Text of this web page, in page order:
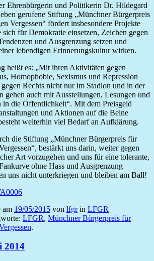
Ehrenbürgerin und Politikerin Dr. Hildegard
gerufene Stiftung „Münchner Bürgerpreis
Vergessen“ fördert insbesondere Projekte
für Demokratie einsetzen, Zeichen gegen
und Ausgrenzung setzen und
lebendigen Erinnerungskultur wirken.
heißt es: „Mit ihren Aktivitäten gegen
Homophobie, Sexismus und Repression
Rechts nicht nur im Stadion und in der
gehen auch mit Ausstellungen, Lesungen und
in die Öffentlichkeit“. Mit dem Preisgeld
und Aktionen auf die Beine
weiterhin viel Bedarf an Aufklärung.
die Stiftung „Münchner Bürgerpreis für
bestärkt uns darin, weiter gegen
Art vorzugehen und uns für eine tolerante,
ohne Hass und Ausgrenzung
uns nicht unterkriegen und bleiben am Ball!
am 19/05/2015 von lfgrin LFGR
LFGR, Münchner Bürgerpreis für
.
2014